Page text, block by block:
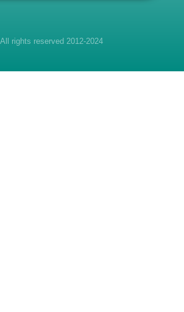
rights reserved 2012-2024